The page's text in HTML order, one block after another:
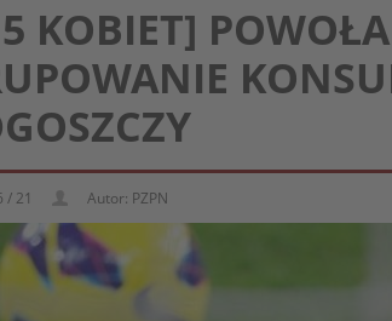
KOBIET]
/ 21 Autor: PZPN